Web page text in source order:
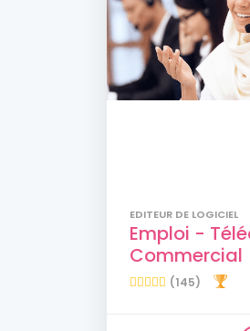
EDITEUR DE LOGICIEL
Emploi -
Commercial
(145)